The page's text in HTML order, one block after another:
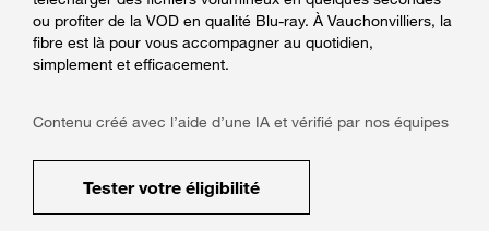
ou profiter de la VOD en qualité Blu-ray. À Vauchonvilliers, la
fibre est là pour vous accompagner au quotidien,
simplement et efficacement.
Contenu créé avec l’aide d’une IA et vérifié par nos équipes
Tester votre éligibilité